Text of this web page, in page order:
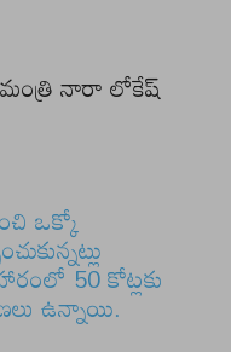
నారా లోకేష్
ఒక్కో
50 కోట్లకు
ఉన్నాయి.